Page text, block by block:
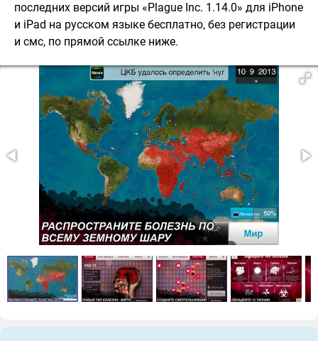
последних версий игры «Plague Inc. 1.14.0» для iPhone
и iPad на русском языке бесплатно, без регистрации
и смс, по прямой ссылке ниже.